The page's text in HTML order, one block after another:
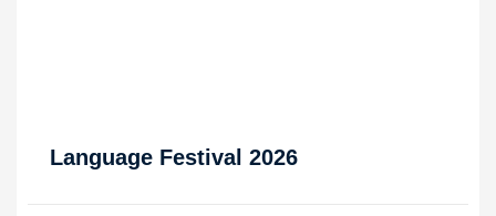
Language Festival 2026